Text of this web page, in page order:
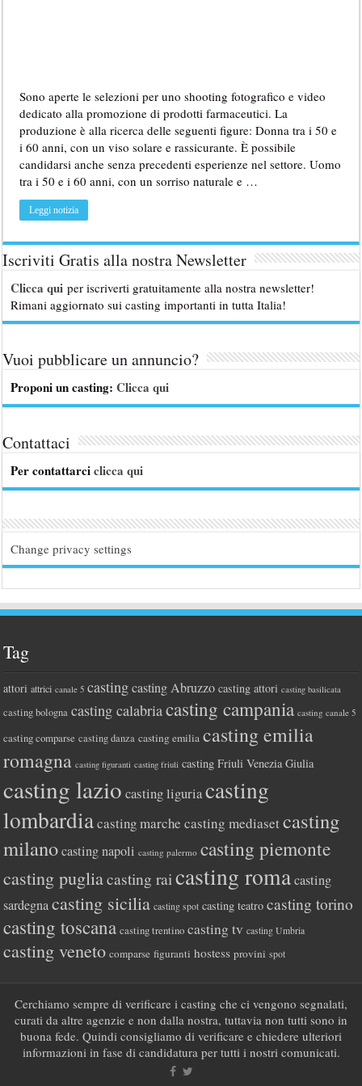
Sono aperte le selezioni per uno shooting fotografico e video
dedicato alla promozione di prodotti farmaceutici. La
produzione è alla ricerca delle seguenti figure: Donna tra i 50 e
i 60 anni, con un viso solare e rassicurante. È possibile
candidarsi anche senza precedenti esperienze nel settore. Uomo
tra i 50 e i 60 anni, con un sorriso naturale e …
Leggi notizia
Iscriviti Gratis alla nostra Newsletter
Clicca qui per iscriverti gratuitamente alla nostra newsletter!
Rimani aggiornato sui casting importanti in tutta Italia!
Vuoi pubblicare un annuncio?
Proponi un casting:Clicca qui
Contattaci
Per contattarciclicca qui
Change privacy settings
Tag
attori attrici canale 5 casting casting Abruzzo casting attori casting basilicata
casting bologna casting calabriacasting campania casting canale 5
casting comparse casting danza casting emilia casting emilia
romagna casting figuranti casting friuli casting Friuli Venezia Giulia
casting lazio casting liguriacasting
lombardiacasting marche casting mediasetcasting
milano casting napoli casting palermo casting piemonte
casting pugliacasting rai casting roma casting
sardegna casting sicilia casting spot casting teatro casting torino
casting toscana casting trentino casting tv casting Umbria
casting veneto comparse figuranti hostess provini spot
Cerchiamo sempre di verificare i casting che ci vengono segnalati,
curati da altre agenzie e non dalla nostra, tuttavia non tutti sono in
buona fede. Quindi consigliamo di verificare e chiedere ulteriori
informazioni in fase di candidatura per tutti i nostri comunicati.